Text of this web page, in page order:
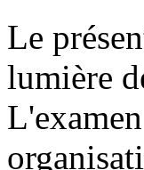
Le
lumière